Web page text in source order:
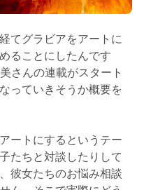
てグラビアをアートに
ることにしたんです
さんの連載がスタート
っていきそうか概要を
ートにするというテー
たちと対談したりして
彼女たちのお悩み相談